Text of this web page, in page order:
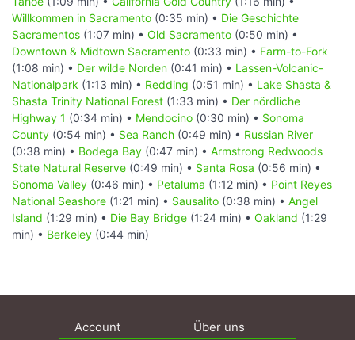
Willkommen in Sacramento (0:35 min) • Die Geschichte
Sacramentos (1:07 min) • Old Sacramento (0:50 min) •
Downtown & Midtown Sacramento (0:33 min) • Farm-to-Fork
(1:08 min) • Der wilde Norden (0:41 min) • Lassen-Volcanic-
Nationalpark (1:13 min) • Redding (0:51 min) • Lake Shasta &
Shasta Trinity National Forest (1:33 min) • Der nördliche
Highway 1 (0:34 min) • Mendocino (0:30 min) • Sonoma
County (0:54 min) • Sea Ranch (0:49 min) • Russian River
(0:38 min) • Bodega Bay (0:47 min) • Armstrong Redwoods
State Natural Reserve (0:49 min) • Santa Rosa (0:56 min) •
Sonoma Valley (0:46 min) • Petaluma (1:12 min) • Point Reyes
National Seashore (1:21 min) • Sausalito (0:38 min) • Angel
Island (1:29 min) • Die Bay Bridge (1:24 min) • Oakland (1:29
min) • Berkeley (0:44 min)
Account Über uns